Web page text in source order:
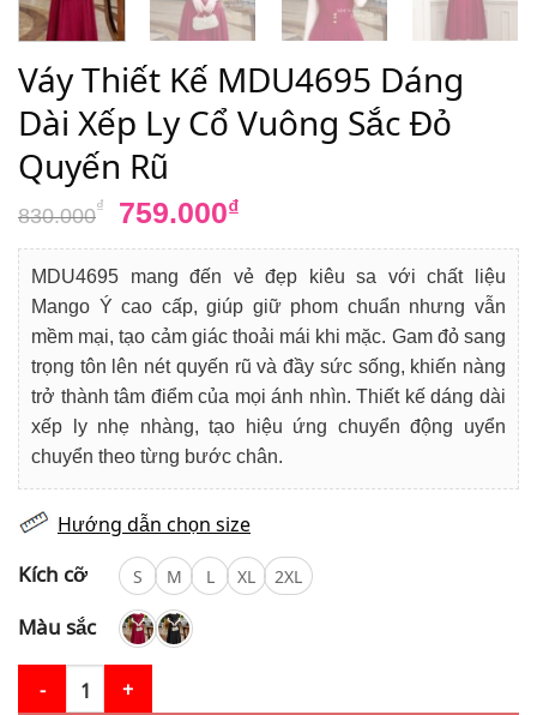
Váy Thiết Kế MDU4695 Dáng
Dài Xếp Ly Cổ Vuông Sắc Đỏ
Quyến Rũ
830.000₫
Giá
là:
830.000₫.
759.000₫
tại
là:
759.000₫.
MDU4695 mang đến vẻ đẹp kiêu sa với chất liệu
Mango Ý cao cấp, giúp giữ phom chuẩn nhưng vẫn
mềm mại, tạo cảm giác thoải mái khi mặc. Gam đỏ sang
trọng tôn lên nét quyến rũ và đầy sức sống, khiến nàng
trở thành tâm điểm của mọi ánh nhìn. Thiết kế dáng dài
xếp ly nhẹ nhàng, tạo hiệu ứng chuyển động uyển
chuyển theo từng bước chân.
Hướng dẫn chọn size
Kích cỡ S M L XL 2XL
Màu sắc
Váy Thiết Kế MDU4695 Dáng Dài Xếp Ly Cổ Vuông Sắc Đỏ